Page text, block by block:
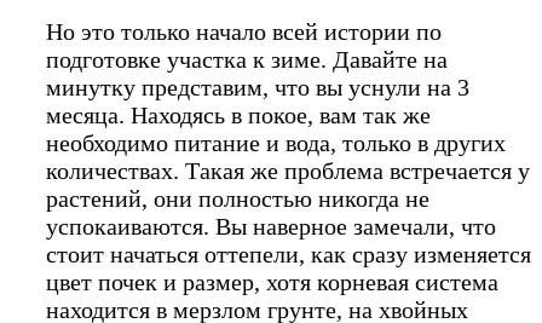
Но это только начало всей истории по
подготовке участка к зиме. Давайте на
минутку представим, что вы уснули на 3
месяца. Находясь в покое, вам так же
необходимо питание и вода, только в других
количествах. Такая же проблема встречается у
растений, они полностью никогда не
успокаиваются. Вы наверное замечали, что
стоит начаться оттепели, как сразу изменяется
цвет почек и размер, хотя корневая система
находится в мерзлом грунте, на хвойных